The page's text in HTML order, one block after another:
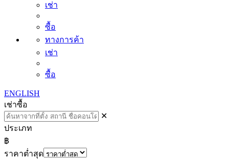
เช่า
ซื้อ
ทางการค้า
เช่า
ซื้อ
ENGLISH
เช่าซื้อ
✕
ประเภท
฿
ราคาต่ำสุด